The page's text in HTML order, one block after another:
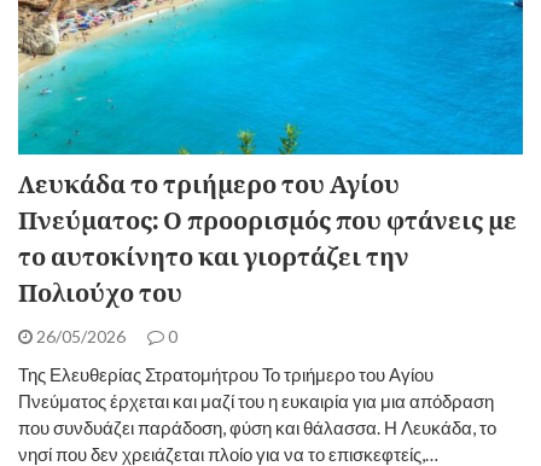
Λευκάδα το τριήμερο του Αγίου
Πνεύματος: Ο προορισμός που φτάνεις με
το αυτοκίνητο και γιορτάζει την
Πολιούχο του
26/05/2026 0
Της Ελευθερίας Στρατομήτρου Το τριήμερο του Αγίου
Πνεύματος έρχεται και μαζί του η ευκαιρία για μια απόδραση
που συνδυάζει παράδοση, φύση και θάλασσα. Η Λευκάδα, το
νησί που δεν χρειάζεται πλοίο για να το επισκεφτείς,…